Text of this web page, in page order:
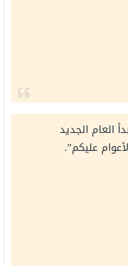
العام الجديد
عليكم”.